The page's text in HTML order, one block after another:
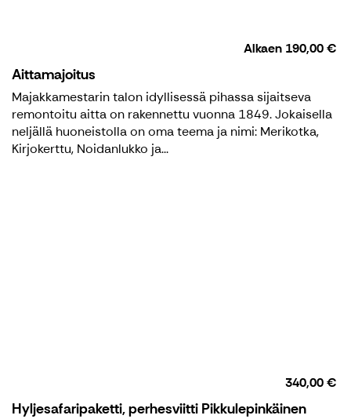
Alkaen 190,00 €
Aittamajoitus
Majakkamestarin talon idyllisessä pihassa sijaitseva
remontoitu aitta on rakennettu vuonna 1849. Jokaisella
neljällä huoneistolla on oma teema ja nimi: Merikotka,
Kirjokerttu, Noidanlukko ja...
340,00 €
Hyljesafaripaketti, perhesviitti Pikkulepinkäinen